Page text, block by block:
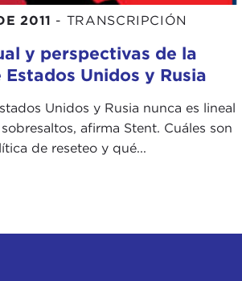
2011 - TRANSCRIPCIÓN
y perspectivas de la
Unidos y Rusia
Unidos y Rusia nunca es lineal
afirma Stent. Cuáles son
de reseteo y qué...